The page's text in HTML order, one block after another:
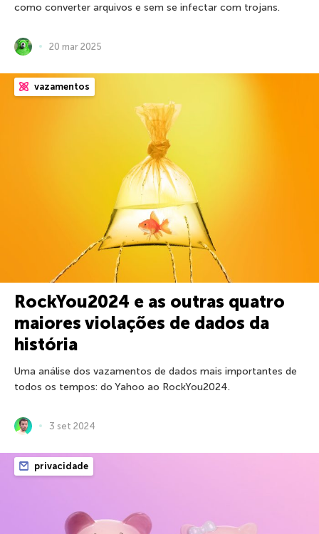
como converter arquivos e sem se infectar com trojans.
20 mar 2025
vazamentos
RockYou2024 e as outras quatro
maiores violações de dados da
história
Uma análise dos vazamentos de dados mais importantes de
todos os tempos: do Yahoo ao RockYou2024.
3 set 2024
privacidade